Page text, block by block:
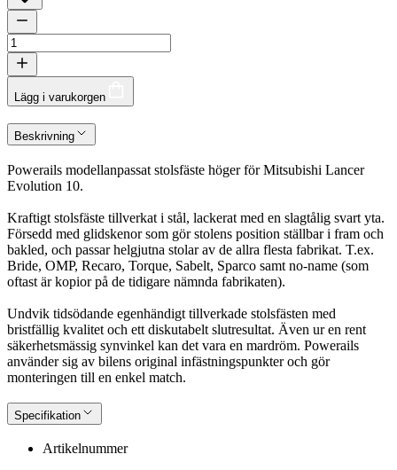
Lägg i varukorgen
Beskrivning
Powerails modellanpassat stolsfäste höger för Mitsubishi Lancer
Evolution 10.
Kraftigt stolsfäste tillverkat i stål, lackerat med en slagtålig svart yta.
Försedd med glidskenor som gör stolens position ställbar i fram och
bakled, och passar helgjutna stolar av de allra flesta fabrikat. T.ex.
Bride, OMP, Recaro, Torque, Sabelt, Sparco samt no-name (som
oftast är kopior på de tidigare nämnda fabrikaten).
Undvik tidsödande egenhändigt tillverkade stolsfästen med
bristfällig kvalitet och ett diskutabelt slutresultat. Även ur en rent
säkerhetsmässig synvinkel kan det vara en mardröm. Powerails
använder sig av bilens original infästningspunkter och gör
monteringen till en enkel match.
Specifikation
Artikelnummer